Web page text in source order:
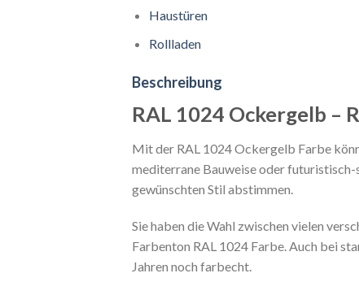
Haustüren
Rollladen
Beschreibung
RAL 1024 Ockergelb –
Mit der RAL 1024 Ockergelb Farbe
mediterrane Bauweise oder
gewünschten Stil abstimmen.
Sie haben die Wahl zwischen vielen
Farbenton RAL 1024 Farbe. Auch bei
Jahren noch farbecht.